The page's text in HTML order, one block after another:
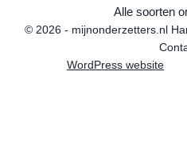
Alle soorten
© 2026 - mijnonderzetters.nl
WordPress website